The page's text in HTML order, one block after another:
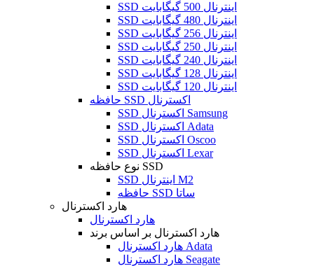
SSD اینترنال 500 گیگابایت
SSD اینترنال 480 گیگابایت
SSD اینترنال 256 گیگابایت
SSD اینترنال 250 گیگابایت
SSD اینترنال 240 گیگابایت
SSD اینترنال 128 گیگابایت
SSD اینترنال 120 گیگابایت
حافظه SSD اکسترنال
SSD اکسترنال Samsung
SSD اکسترنال Adata
SSD اکسترنال Oscoo
SSD اکسترنال Lexar
نوع حافظه SSD
SSD اینترنال M2
حافظه SSD ساتا
هارد اکسترنال
هارد اکسترنال
هارد اکسترنال بر اساس برند
هارد اکسترنال Adata
هارد اکسترنال Seagate